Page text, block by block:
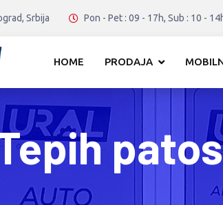
Srbija Pon - Pet : 09 - 17h, Sub : 10 -
HOME PRODAJA